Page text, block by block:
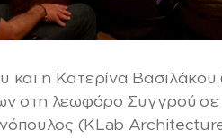
και η Κατερίνα
στη λεωφόρο Συγγρού σε
(KLab